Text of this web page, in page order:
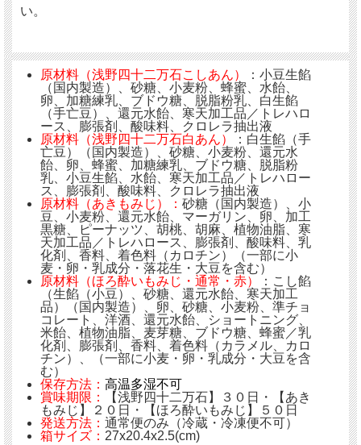
い。
原材料（浅野四十二万石こしあん）
：小豆生餡
（国内製造）、砂糖、小麦粉、蜂蜜、水飴、
卵、加糖練乳、ブドウ糖、脱脂粉乳、白生餡
（手亡豆）、還元水飴、寒天加工品／トレハロ
ース、膨張剤、酸味料、クロレラ抽出液
原材料（浅野四十二万石白あん）
：白生餡（手
亡豆）（国内製造）、砂糖、小麦粉、還元水
飴、卵、蜂蜜、加糖練乳、ブドウ糖、脱脂粉
乳、小豆生餡、水飴、寒天加工品／トレハロー
ス、膨張剤、酸味料、クロレラ抽出液
原材料（あきもみじ）： 砂糖（国内製造）、小
豆、小麦粉、還元水飴、マーガリン、卵、加工
黒糖、ピーナッツ、胡桃、胡麻、植物油脂、寒
天加工品／トレハロース、膨張剤、酸味料、乳
化剤、香料、着色料（カロチン）（一部に小
麦・卵・乳成分・落花生・大豆を含む）
原材料（ほろ酔いもみじ・通常・赤）
：こし餡
（生餡（小豆）、砂糖、還元水飴、寒天加工
品）（国内製造）、卵、砂糖、小麦粉、準チョ
コレート、洋酒、還元水飴、ショートニング、
米飴、植物油脂、麦芽糖、ブドウ糖、蜂蜜／乳
化剤、膨張剤、香料、着色料（カラメル、カロ
チン）、（一部に小麦・卵・乳成分・大豆を含
む）
保存方法： 高温多湿不可
賞味期限：
【浅野四十二万石】３０日・【あき
もみじ】２０日・【ほろ酔いもみじ】５０日
発送方法： 通常便のみ（冷蔵・冷凍便不可）
箱サイズ： 27x20.4x2.5(cm)